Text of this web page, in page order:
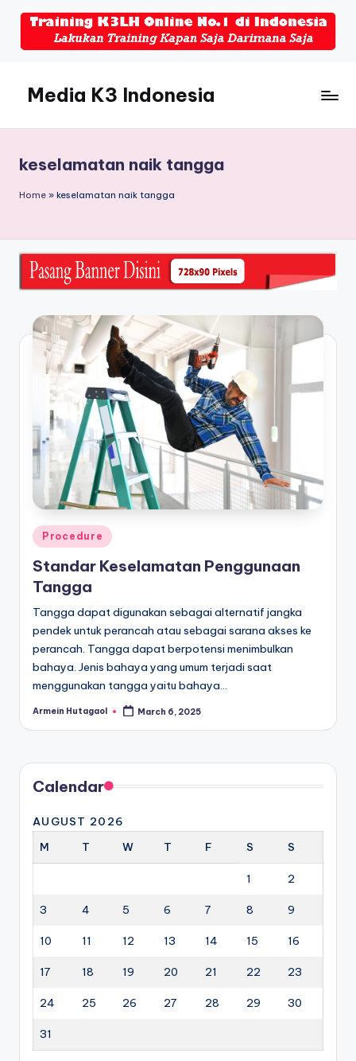
Media K3 Indonesia
Seputar
Dunia
K3LH
keselamatan naik tangga
Home » keselamatan naik tangga
Posted
in
Procedure
Standar Keselamatan Penggunaan
Tangga
Tangga dapat digunakan sebagai alternatif jangka
pendek untuk perancah atau sebagai sarana akses ke
perancah. Tangga dapat berpotensi menimbulkan
bahaya. Jenis bahaya yang umum terjadi saat
menggunakan tangga yaitu bahaya…
Posted
Armein Hutagaol March 6, 2025
Calendar
AUGUST 2026
M
T W T F S S
1 2
3 4 5 6 7 8 9
10 11 12 13 14 15 16
17 18 19 20 21 22 23
24 25 26 27 28 29 30
31